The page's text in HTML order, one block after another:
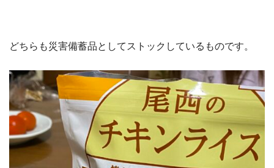
どちらも災害備蓄品としてストックしているものです。